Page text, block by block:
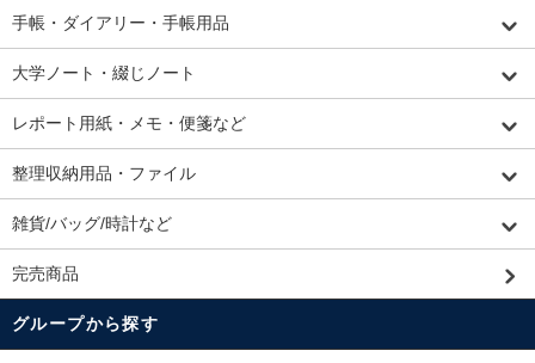
手帳・ダイアリー・手帳用品
大学ノート・綴じノート
レポート用紙・メモ・便箋など
整理収納用品・ファイル
雑貨/バッグ/時計など
完売商品
グループから探す